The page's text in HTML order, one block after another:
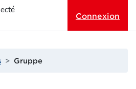
Connexion
Gruppe